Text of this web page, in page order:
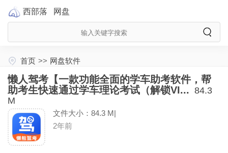
西部落 网盘
首页 >> 网盘软件
懒人驾考【一款功能全面的学车助考软件，帮
助考生快速通过学车理论考试（解锁VI... 84.3
M
文件大小：84.3 M|
2年前